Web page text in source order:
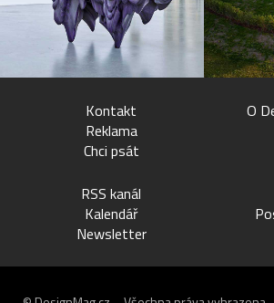
Kontakt
Reklama
Chci psát
O
RSS kanál
Kalendář
Newsletter